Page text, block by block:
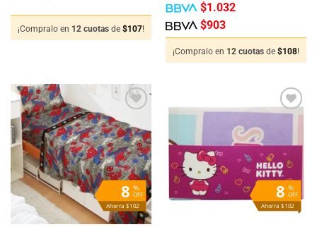
$1.490.$1.288.
¡Compralo en 12 cuotas de $107!
$1.032
$903
¡Compralo en 12 cuotas de $108!
%
OFF
8
Ahorra $102
Añadir
a la
lista
de
deseos
%
OFF
8
Ahorra $102
de
deseos